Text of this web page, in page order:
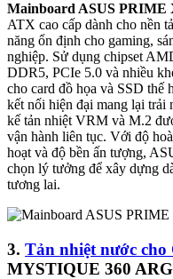
Mainboard ASUS PRIME
ATX cao cấp dành cho nền
năng ổn định cho gaming,
nghiệp. Sử dụng chipset
DDR5, PCIe 5.0 và nhiều
cho card đồ họa và SSD thế
kết nối hiện đại mang lại trải
kế tản nhiệt VRM và M.2
vận hành liên tục. Với độ
hoạt và độ bền ấn tượng,
chọn lý tưởng để xây dựng
tương lai.
3. Tản nhiệt nước cho
MYSTIQUE 360